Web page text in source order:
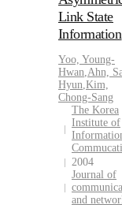
Link State
Information
Yoo, Young-
Hwan,Ahn,
Hyun,Kim,
Chong-Sang
The Korea
Institute of
2004
Journal of
and